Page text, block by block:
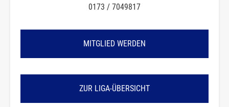
0173 / 7049817
MITGLIED WERDEN
ZUR LIGA-ÜBERSICHT